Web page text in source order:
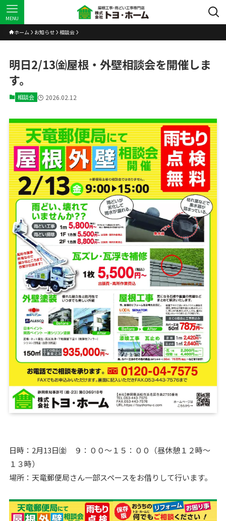
MENU
ホーム お知らせ 相談会
明日2/13㈮屋根・外壁相談会を開催しま
す。
相談会 2026.02.12
日時：2月13日㈮ ９：００～１５：００（昼休憩１２時～
１３時）
場所：天竜郵便局さん一部スペースをお借りして行います。